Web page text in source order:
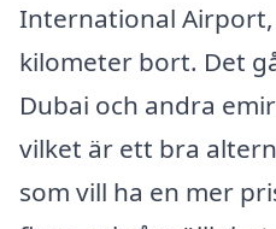
International
kilometer bort. Det
Dubai och andra
vilket är ett bra
som vill ha en mer